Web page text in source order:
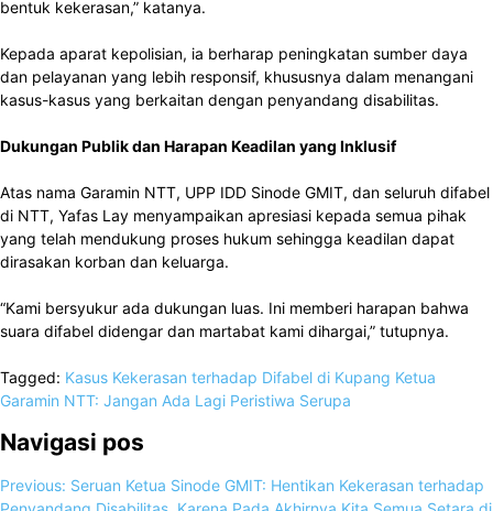
bentuk kekerasan,” katanya.
Kepada aparat kepolisian, ia berharap peningkatan sumber daya
dan pelayanan yang lebih responsif, khususnya dalam menangani
kasus-kasus yang berkaitan dengan penyandang disabilitas.
Dukungan Publik dan Harapan Keadilan yang Inklusif
Atas nama Garamin NTT, UPP IDD Sinode GMIT, dan seluruh difabel
di NTT, Yafas Lay menyampaikan apresiasi kepada semua pihak
yang telah mendukung proses hukum sehingga keadilan dapat
dirasakan korban dan keluarga.
“Kami bersyukur ada dukungan luas. Ini memberi harapan bahwa
suara difabel didengar dan martabat kami dihargai,” tutupnya.
Tagged: Kasus Kekerasan terhadap Difabel di Kupang Ketua
Garamin NTT: Jangan Ada Lagi Peristiwa Serupa
Navigasi pos
Previous: Seruan Ketua Sinode GMIT: Hentikan Kekerasan terhadap